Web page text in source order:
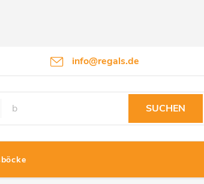
info@regals.de
Datenschutzbestimmungen Rückgabeinformationen
SUCHEN